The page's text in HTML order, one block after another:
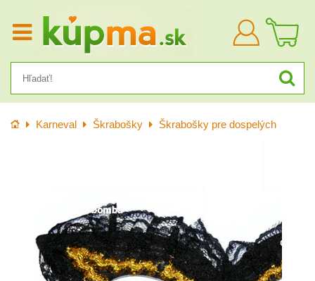
Prihlásiť
sa
Úvod Karneval Škrabošky Škrabošky pre dospelých